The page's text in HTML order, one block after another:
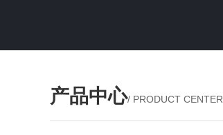
产品中心/ PRODUCT CENTER